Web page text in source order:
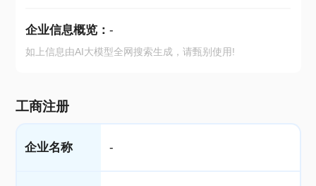
企业信息概览： -
如上信息由AI大模型全网搜索生成，请甄别使用!
工商注册
企业名称 -